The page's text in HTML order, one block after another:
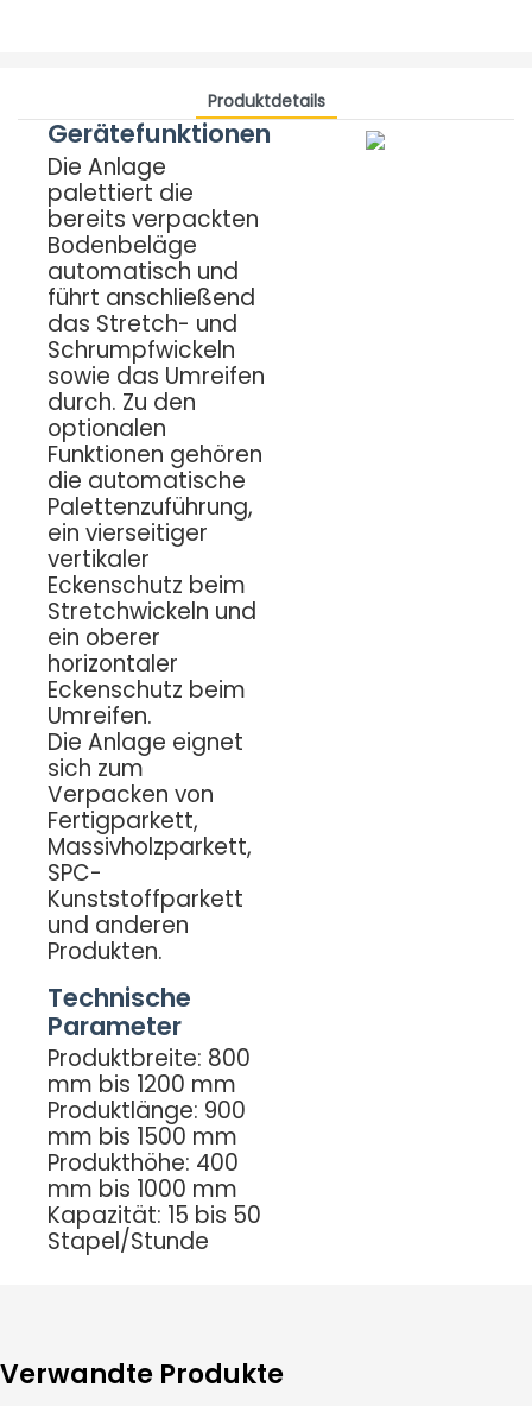
Produktdetails
Gerätefunktionen
Die Anlage
palettiert die
bereits verpackten
Bodenbeläge
automatisch und
führt anschließend
das Stretch- und
Schrumpfwickeln
sowie das Umreifen
durch. Zu den
optionalen
Funktionen gehören
die automatische
Palettenzuführung,
ein vierseitiger
vertikaler
Eckenschutz beim
Stretchwickeln und
ein oberer
horizontaler
Eckenschutz beim
Umreifen.
Die Anlage eignet
sich zum
Verpacken von
Fertigparkett,
Massivholzparkett,
SPC-
Kunststoffparkett
und anderen
Produkten.
Technische
Parameter
Produktbreite: 800
mm bis 1200 mm
Produktlänge: 900
mm bis 1500 mm
Produkthöhe: 400
mm bis 1000 mm
Kapazität: 15 bis 50
Stapel/Stunde
Verwandte Produkte